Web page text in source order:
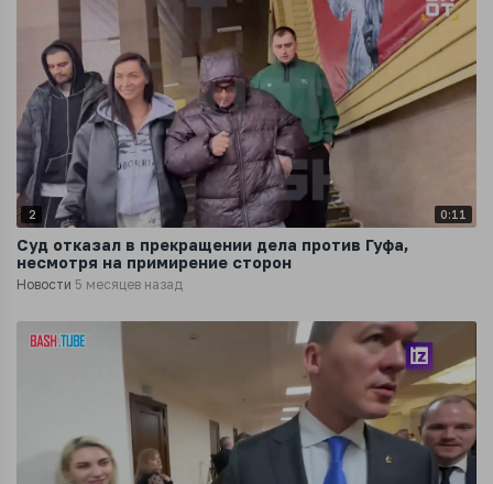
2 0:11
Суд отказал в прекращении дела против Гуфа,
несмотря на примирение сторон
Новости 5 месяцев назад